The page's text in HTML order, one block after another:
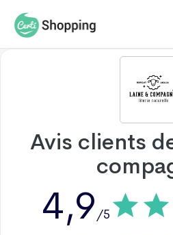
Avis clients
4,9 /5